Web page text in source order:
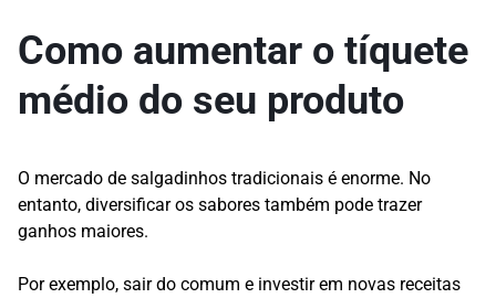
Como aumentar o tíquete
médio do seu produto
O mercado de salgadinhos tradicionais é enorme. No
entanto, diversificar os sabores também pode trazer
ganhos maiores.
Por exemplo, sair do comum e investir em novas receitas